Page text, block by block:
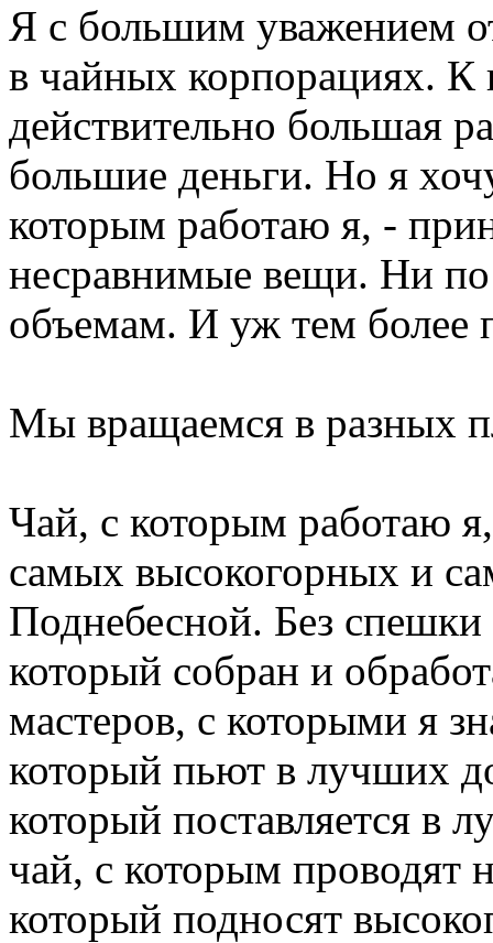
Я с большим уважением
в чайных корпорациях. К
действительно большая
большие деньги. Но я
которым работаю я, -
несравнимые вещи. Ни
объемам. И уж тем более
Мы вращаемся в разных
Чай, с которым работаю
самых высокогорных и
Поднебесной. Без
который собран и
мастеров, с которыми я
который пьют в лучших
который поставляется в
чай, с которым проводят
который подносят